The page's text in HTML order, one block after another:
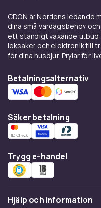
CDON är Nordens ledande
dina små vardagsbehov
ett ständigt växande utbud
leksaker och elektronik till
för dina husdjur. Prylar för
Betalningsalternativ
Säker betalning
Trygg e-handel
Hjälp och information